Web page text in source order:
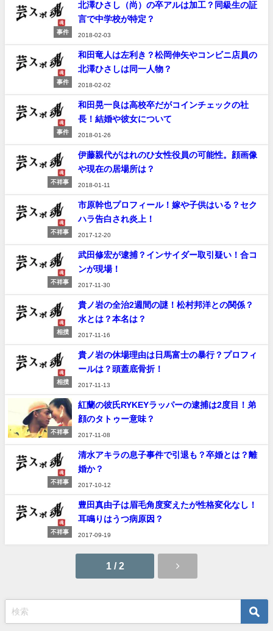
事件
北澤ひさし（尚）の卒アルは加工？同級生の証
言で中学校が特定？
2018-02-03
事件
和田竜人は左利き？松岡伸矢やコンビニ店員の
北澤ひさしは同一人物？
2018-02-02
事件
和田晃一良は高校卒だがコインチェックの社
長！結婚や彼女について
2018-01-26
不祥事
伊藤親代がはれのひ女性役員の可能性。顔画像
や現在の居場所は？
2018-01-11
不祥事
市原幹也プロフィール！嫁や子供はいる？セク
ハラ告白され炎上！
2017-12-20
不祥事
武田修宏が逮捕？インサイダー取引疑い！合コ
ンが現場！
2017-11-30
相撲
貴ノ岩の全治2週間の謎！松村邦洋との関係？
水とは？本名は？
2017-11-16
相撲
貴ノ岩の休場理由は日馬富士の暴行？プロフィ
ールは？頭蓋底骨折！
2017-11-13
不祥事
紅蘭の彼氏RYKEYラッパーの逮捕は2度目！弟
顔のタトゥー意味？
2017-11-08
不祥事
清水アキラの息子事件で引退も？卒婚とは？離
婚か？
2017-10-12
不祥事
豊田真由子は眉毛角度変えたが性格変化なし！
耳鳴りはうつ病原因？
2017-09-19
1 / 2